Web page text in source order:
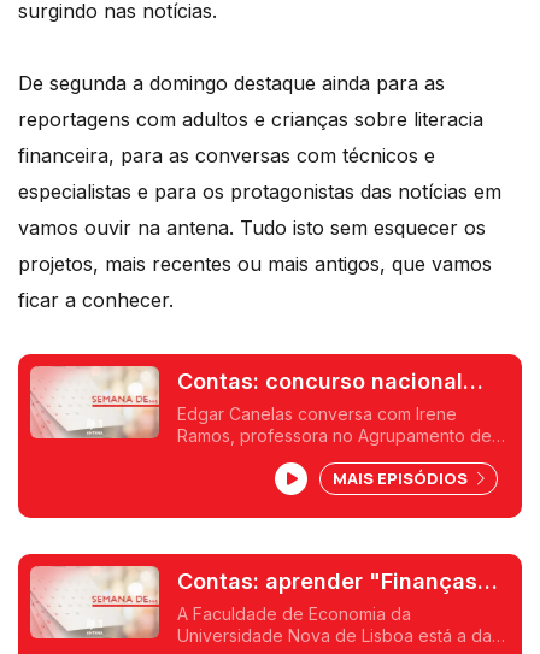
surgindo nas notícias.
De segunda a domingo destaque ainda para as
reportagens com adultos e crianças sobre literacia
financeira, para as conversas com técnicos e
especialistas e para os protagonistas das notícias em
vamos ouvir na antena. Tudo isto sem esquecer os
projetos, mais recentes ou mais antigos, que vamos
ficar a conhecer.
Contas: concurso nacional
distingue professores e
escolas
Edgar Canelas conversa com Irene
Ramos, professora no Agrupamento de
literacia financeira é ensinada aos alunos
de forma diferenciada e foi várias vezes
premiada no "Todos Contam".
MAIS EPISÓDIOS
Contas: aprender "Finanças
para Todos"
A Faculdade de Economia da
Universidade Nova de Lisboa está a dar